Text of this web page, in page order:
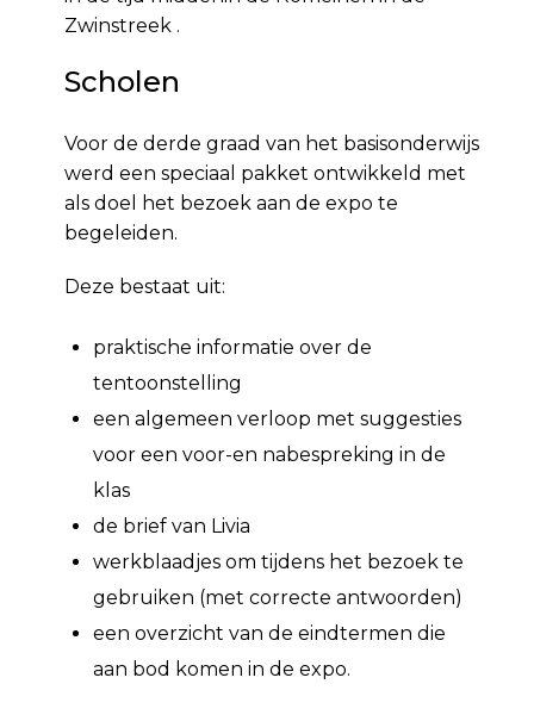
Zwinstreek .
Scholen
Voor de derde graad van het basisonderwijs
werd een speciaal pakket ontwikkeld met
als doel het bezoek aan de expo te
begeleiden.
Deze bestaat uit:
praktische informatie over de
tentoonstelling
een algemeen verloop met suggesties
voor een voor-en nabespreking in de
klas
de brief van Livia
werkblaadjes om tijdens het bezoek te
gebruiken (met correcte antwoorden)
een overzicht van de eindtermen die
aan bod komen in de expo.